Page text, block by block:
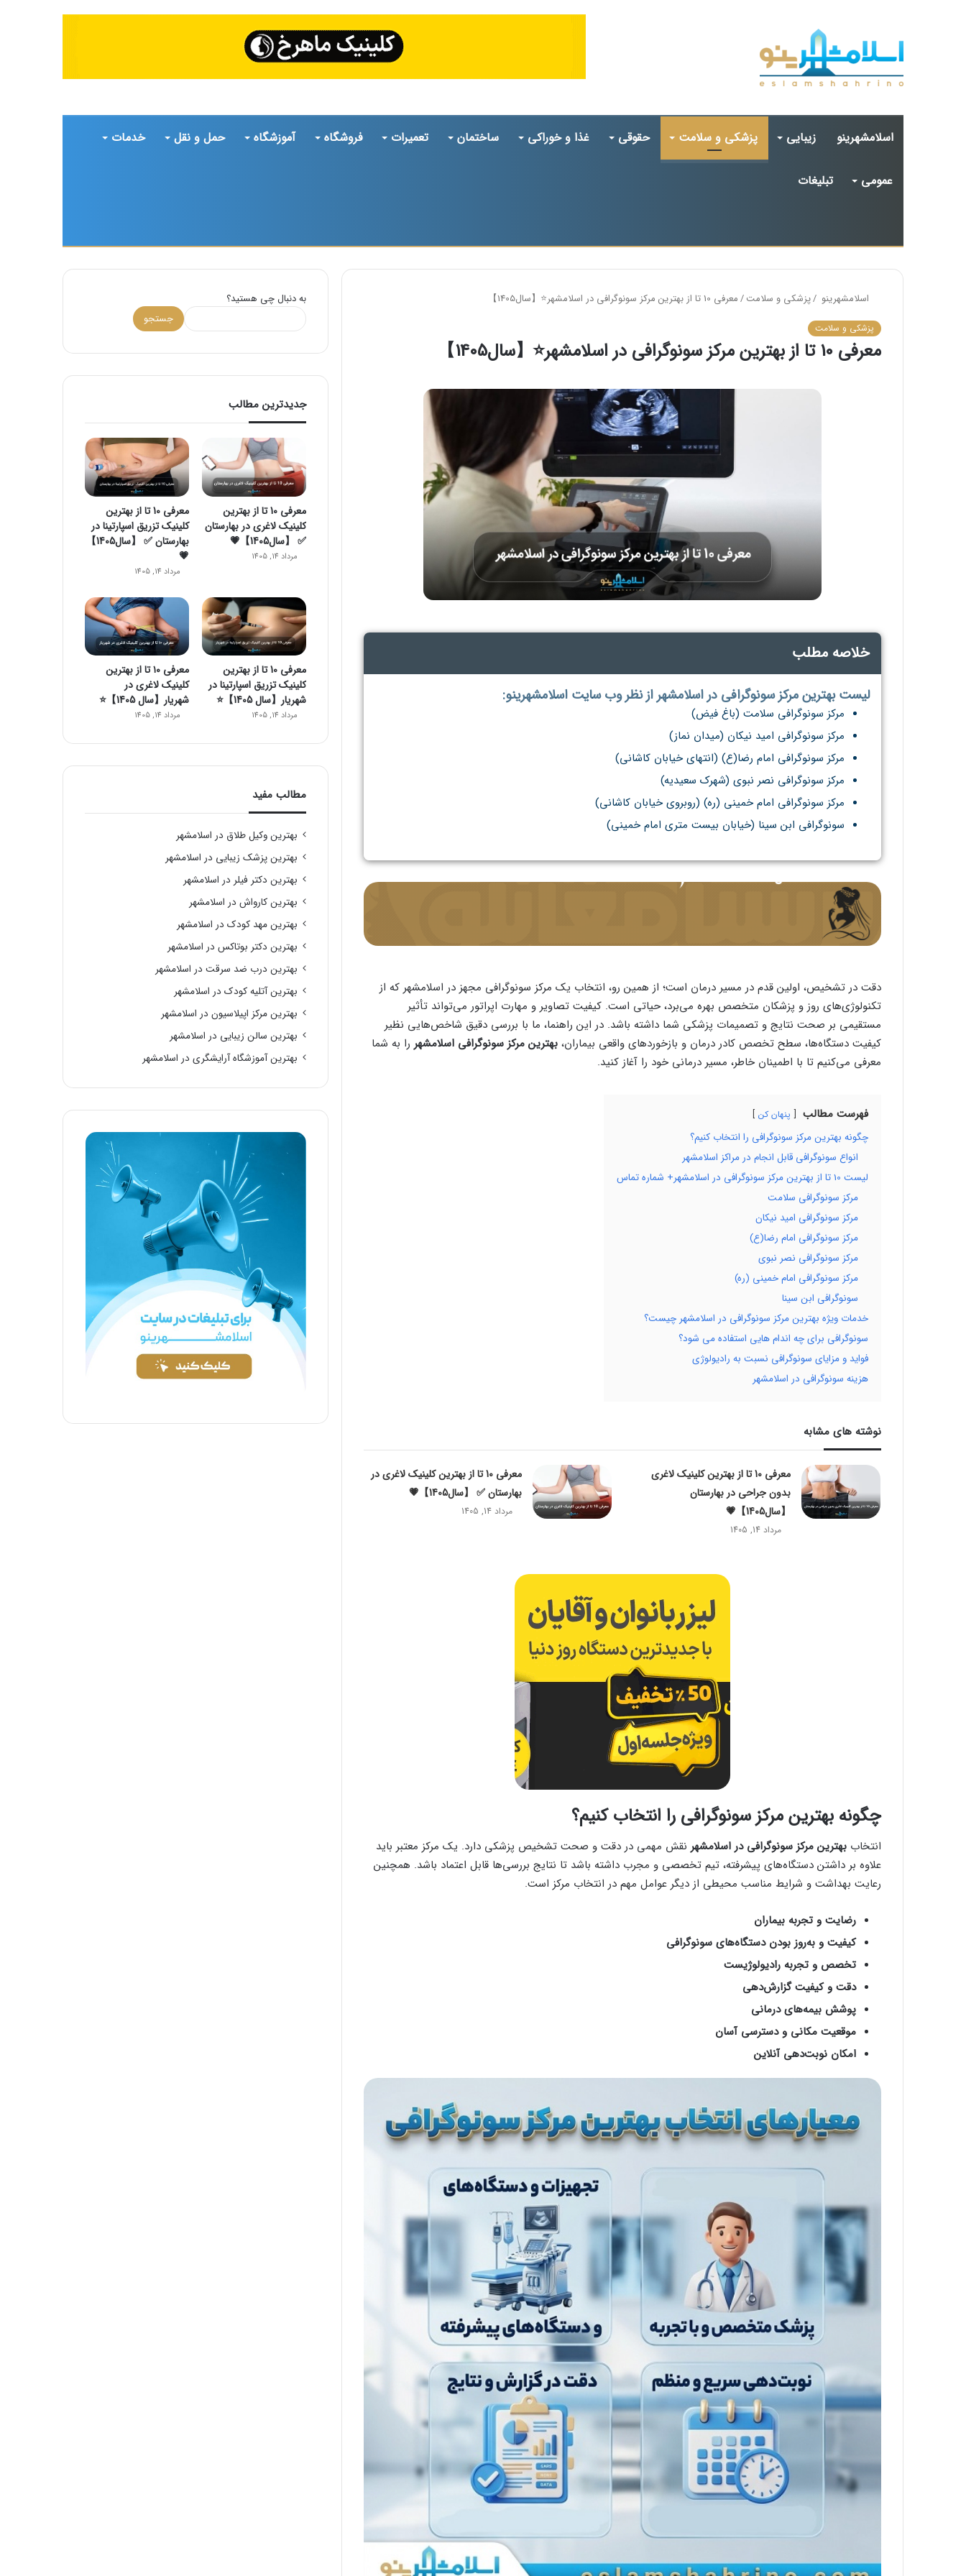
اسلامشهرینو زیبایی پزشکی و سلامت حقوقی غذا و خوراکی ساختمان تعمیرات فروشگاه آموزشگاه حمل و نقل خدمات
عمومی تبلیغات
پوسته
اسلامشهرینو /پزشکی و سلامت/معرفی 10 تا از بهترین مرکز سونوگرافی در اسلامشهر⭐【سال1405】
پزشکی و سلامت
معرفی 10 تا از بهترین مرکز سونوگرافی در اسلامشهر⭐【سال1405】
خلاصه مطلب
لیست بهترین مرکز سونوگرافی در اسلامشهر از نظر وب سایت اسلامشهرینو:
مرکز سونوگرافی سلامت (باغ فیض)
مرکز سونوگرافی امید نیکان (میدان نماز)
مرکز سونوگرافی امام رضا(ع) (انتهای خیابان کاشانی)
مرکز سونوگرافی نصر نبوی (شهرک سعیدیه)
مرکز سونوگرافی امام خمینی (ره) (روبروی خیابان کاشانی)
سونوگرافی ابن سینا (خیابان بیست متری امام خمینی)
دقت در تشخیص، اولین قدم در مسیر درمان است؛ از همین رو، انتخاب یک مرکز سونوگرافی مجهز در اسلامشهر که از
تکنولوژی‌های روز و پزشکان متخصص بهره می‌برد، حیاتی است. کیفیت تصاویر و مهارت اپراتور می‌تواند تأثیر
مستقیمی بر صحت نتایج و تصمیمات پزشکی شما داشته باشد. در این راهنما، ما با بررسی دقیق شاخص‌هایی نظیر
کیفیت دستگاه‌ها، سطح تخصص کادر درمان و بازخوردهای واقعی بیماران، بهترین مرکز سونوگرافی اسلامشهر را به شما
معرفی می‌کنیم تا با اطمینان خاطر، مسیر درمانی خود را آغاز کنید.
فهرست مطالب پنهان کن
چگونه بهترین مرکز سونوگرافی را انتخاب کنیم؟
انواع سونوگرافی قابل انجام در مراکز اسلامشهر
لیست 10 تا از بهترین مرکز سونوگرافی در اسلامشهر+ شماره تماس
مرکز سونوگرافی سلامت
مرکز سونوگرافی امید نیکان
مرکز سونوگرافی امام رضا(ع)
مرکز سونوگرافی نصر نبوی
مرکز سونوگرافی امام خمینی (ره)
سونوگرافی ابن سینا
خدمات ویژه بهترین مرکز سونوگرافی در اسلامشهر چیست؟
سونوگرافی برای چه اندام هایی استفاده می شود؟
فواید و مزایای سونوگرافی نسبت به رادیولوژی
هزینه سونوگرافی در اسلامشهر
نوشته های مشابه
معرفی 10 تا از بهترین کلینیک لاغری
بدون جراحی در بهارستان
【سال1405】💗
مرداد 14, 1405
معرفی 10 تا از بهترین کلینیک لاغری در
بهارستان ✅ 【سال1405】💗
مرداد 14, 1405
چگونه بهترین مرکز سونوگرافی را انتخاب کنیم؟
انتخاب بهترین مرکز سونوگرافی در اسلامشهر نقش مهمی در دقت و صحت تشخیص پزشکی دارد. یک مرکز معتبر باید
علاوه بر داشتن دستگاه‌های پیشرفته، تیم تخصصی و مجرب داشته باشد تا نتایج بررسی‌ها قابل اعتماد باشد. همچنین
رعایت بهداشت و شرایط مناسب محیطی از دیگر عوامل مهم در انتخاب مرکز است.
رضایت و تجربه بیماران
کیفیت و به‌روز بودن دستگاه‌های سونوگرافی
تخصص و تجربه رادیولوژیست
دقت و کیفیت گزارش‌دهی
پوشش بیمه‌های درمانی
موقعیت مکانی و دسترسی آسان
امکان نوبت‌دهی آنلاین
به دنبال چی هستید؟
جستجو
جدیدترین مطالب
معرفی 10 تا از بهترین
کلینیک لاغری در بهارستان
✅ 【سال1405】💗
مرداد 14, 1405
معرفی 10 تا از بهترین
کلینیک تزریق اسپارتینا در
بهارستان ✅ 【سال1405】
💗
مرداد 14, 1405
معرفی 10 تا از بهترین
کلینیک تزریق اسپارتینا در
شهریار【سال 1405】⭐
مرداد 14, 1405
معرفی ۱۰ تا از بهترین
کلینیک لاغری در
شهریار【سال 1405】⭐️
مرداد 14, 1405
مطالب مفید
بهترین وکیل طلاق در اسلامشهر
بهترین پزشک زیبایی در اسلامشهر
بهترین دکتر فیلر در اسلامشهر
بهترین کارواش در اسلامشهر
بهترین مهد کودک در اسلامشهر
بهترین دکتر بوتاکس در اسلامشهر
بهترین درب ضد سرقت در اسلامشهر
بهترین آتلیه کودک در اسلامشهر
بهترین مرکز اپیلاسیون در اسلامشهر
بهترین سالن زیبایی در اسلامشهر
بهترین آموزشگاه آرایشگری در اسلامشهر